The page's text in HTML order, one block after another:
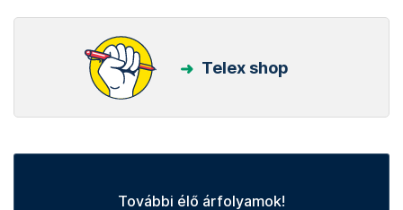
Telex shop
További élő árfolyamok!